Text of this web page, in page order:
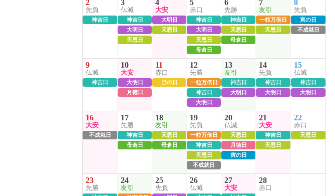
2
先負
神吉日
3
仏滅
神吉日
大明日
天恩日
4
大安
大明日
天恩日
5
赤口
神吉日
大明日
天恩日
母倉日
6
先勝
神吉日
天恩日
母倉日
7
友引
一粒万倍日
天恩日
8
先負
寅の日
不成就日
9
仏滅
神吉日
10
大安
大明日
月徳日
11
赤口
巳の日
12
先勝
一粒万倍日
神吉日
大明日
13
友引
神吉日
大明日
14
先負
神吉日
大明日
15
仏滅
神吉日
大明日
16
大安
不成就日
17
先勝
神吉日
母倉日
18
友引
天恩日
母倉日
19
先負
一粒万倍日
神吉日
天恩日
不成就日
20
仏滅
天恩日
月徳日
寅の日
21
大安
神吉日
天恩日
22
赤口
天恩日
23
先勝
24
友引
25
先負
26
仏滅
27
大安
28
赤口